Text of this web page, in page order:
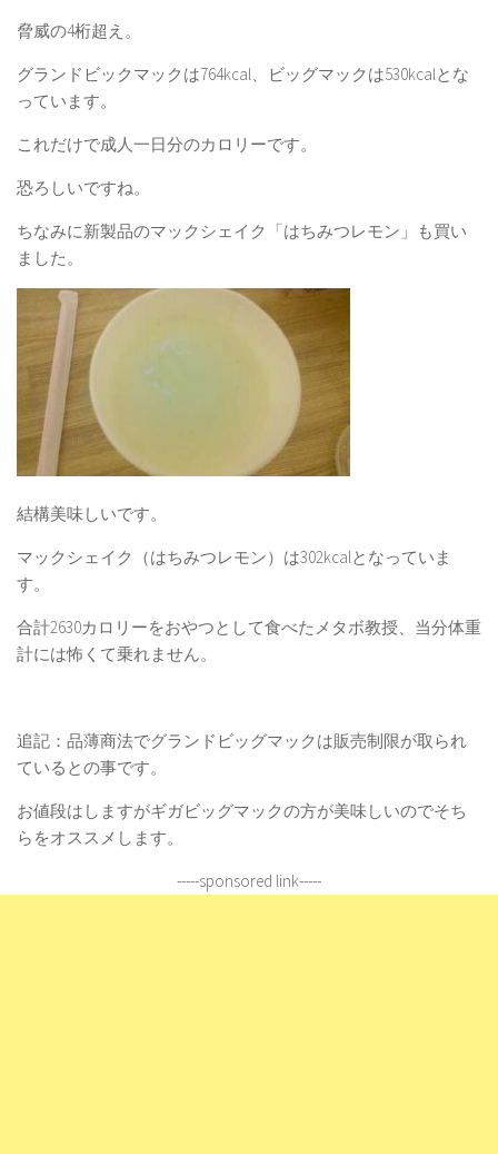
脅威の4桁超え。
グランドビックマックは764kcal、ビッグマックは530kcalとな
っています。
これだけで成人一日分のカロリーです。
恐ろしいですね。
ちなみに新製品のマックシェイク「はちみつレモン」も買い
ました。
結構美味しいです。
マックシェイク（はちみつレモン）は302kcalとなっていま
す。
合計2630カロリーをおやつとして食べたメタボ教授、当分体重
計には怖くて乗れません。
追記：品薄商法でグランドビッグマックは販売制限が取られ
ているとの事です。
お値段はしますがギガビッグマックの方が美味しいのでそち
らをオススメします。
-----sponsored link-----